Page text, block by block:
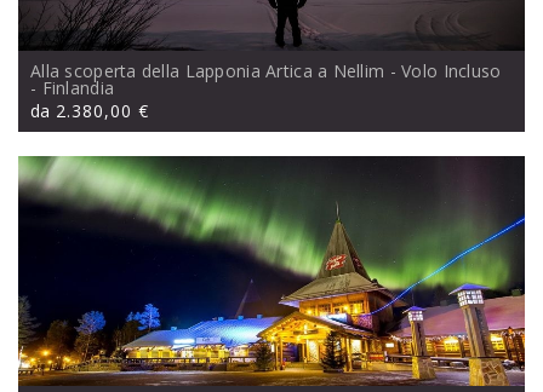
Alla scoperta della Lapponia Artica a Nellim - Volo Incluso
- Finlandia
da 2.380,00 €